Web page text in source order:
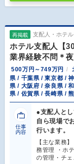
再掲載 支配人・ホテ
ホテル支配人【
業界経験不問＊
500万円～749万円
県 / 千葉県 / 東京都 /
県 / 大阪府 / 奈良県 /
県 / 佐賀県 / 長崎県 /
仕事
内容
●支配人と
自ら現場で
行います。
【主な業務
務管理 ・ホ
の管理・チ